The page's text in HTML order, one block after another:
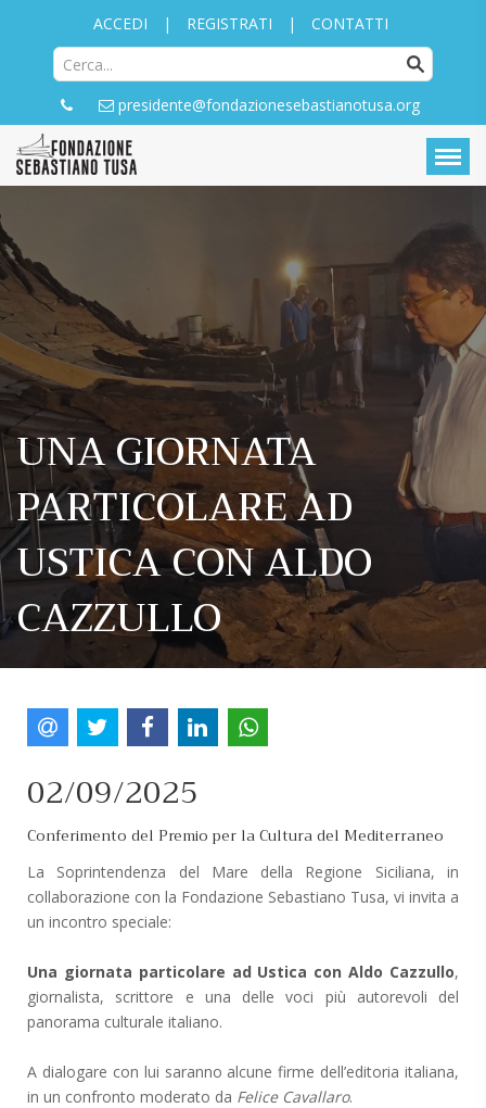
ACCEDI | REGISTRATI | CONTATTI
presidente@fondazionesebastianotusa.org
UNA GIORNATA
PARTICOLARE AD
USTICA CON ALDO
CAZZULLO
02/09/2025
Conferimento del Premio per la Cultura del Mediterraneo
La Soprintendenza del Mare della Regione Siciliana, in
collaborazione con la Fondazione Sebastiano Tusa, vi invita a
un incontro speciale:
Una giornata particolare ad Ustica con Aldo Cazzullo,
giornalista, scrittore e una delle voci più autorevoli del
panorama culturale italiano.
A dialogare con lui saranno alcune firme dell’editoria italiana,
in un confronto moderato da Felice Cavallaro.